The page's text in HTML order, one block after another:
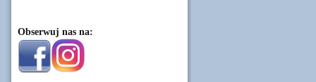
Obserwuj nas na: